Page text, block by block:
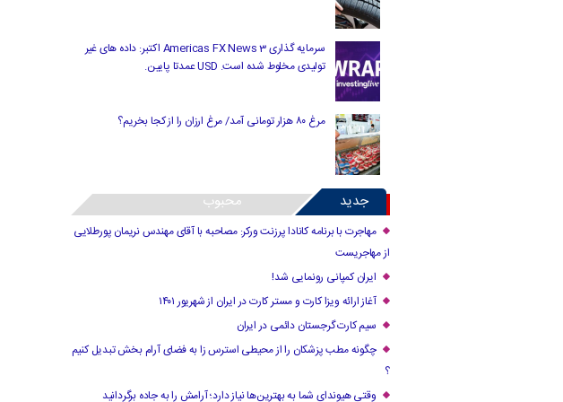
سرمایه گذاری Americas FX News 3 اکتبر: داده های غیر
تولیدی مخلوط شده است. USD عمدتا پایین.
مرغ ۸۰ هزار تومانی آمد/ مرغ ارزان را از کجا بخریم؟
جدید محبوب
مهاجرت با برنامه کانادا پرزنت ورکر: مصاحبه با آقای مهندس نریمان پورطلایی
از مهاجریست
ایران کمپانی رونمایی شد!
آغاز ارائه ویزا کارت و مستر کارت در ایران از شهریور ۱۴۰۱
سیم کارت گرجستان دائمی در ایران
چگونه مطب پزشکان را از محیطی استرس زا به فضای آرام بخش تبدیل کنیم
؟
وقتی هیوندای شما به بهترین‌ها نیاز دارد؛ آرامش را به جاده برگردانید